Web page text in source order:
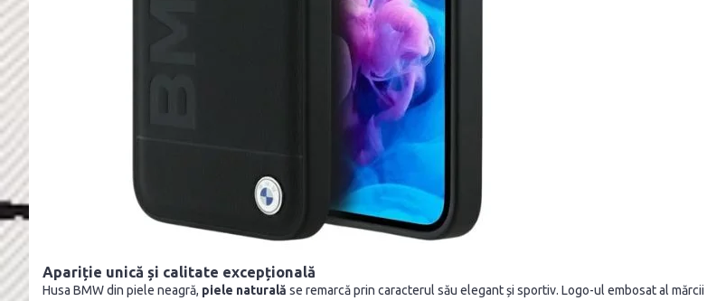
Apariție unică și calitate excepțională
Husa BMW din piele neagră, piele naturală se remarcă prin caracterul său elegant și sportiv. Logo-ul embosat al mărcii